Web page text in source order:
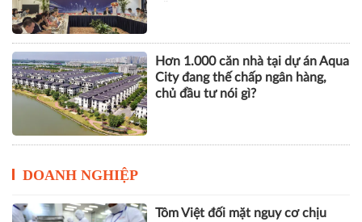
Hơn 1.000 căn nhà tại dự án Aqua
City đang thế chấp ngân hàng,
chủ đầu tư nói gì?
DOANH NGHIỆP
Tôm Việt đối mặt nguy cơ chịu